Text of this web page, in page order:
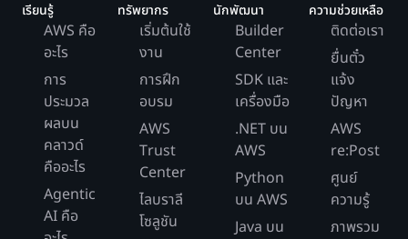
เรียนรู้
AWS คือ
อะไร
การ
ประมวล
ผลบน
คลาวด์
คืออะไร
Agentic
AI คือ
ทรัพยากร
เริ่มต้นใช้
งาน
การฝึก
อบรม
AWS
Trust
Center
ไลบราลี
โซลูชัน
นักพัฒนา
Builder
Center
SDK และ
เครื่องมือ
.NET บน
AWS
Python
บน AWS
Java บน
ความช่วยเหลือ
ติดต่อเรา
ยื่นตั๋ว
แจ้ง
ปัญหา
AWS
re:Post
ศูนย์
ความรู้
ภาพรวม